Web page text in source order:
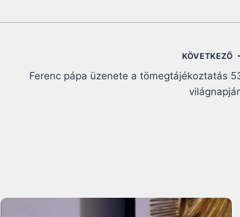
KÖVETKEZŐ
Ferenc pápa üzenete a tömegtájékoztatás